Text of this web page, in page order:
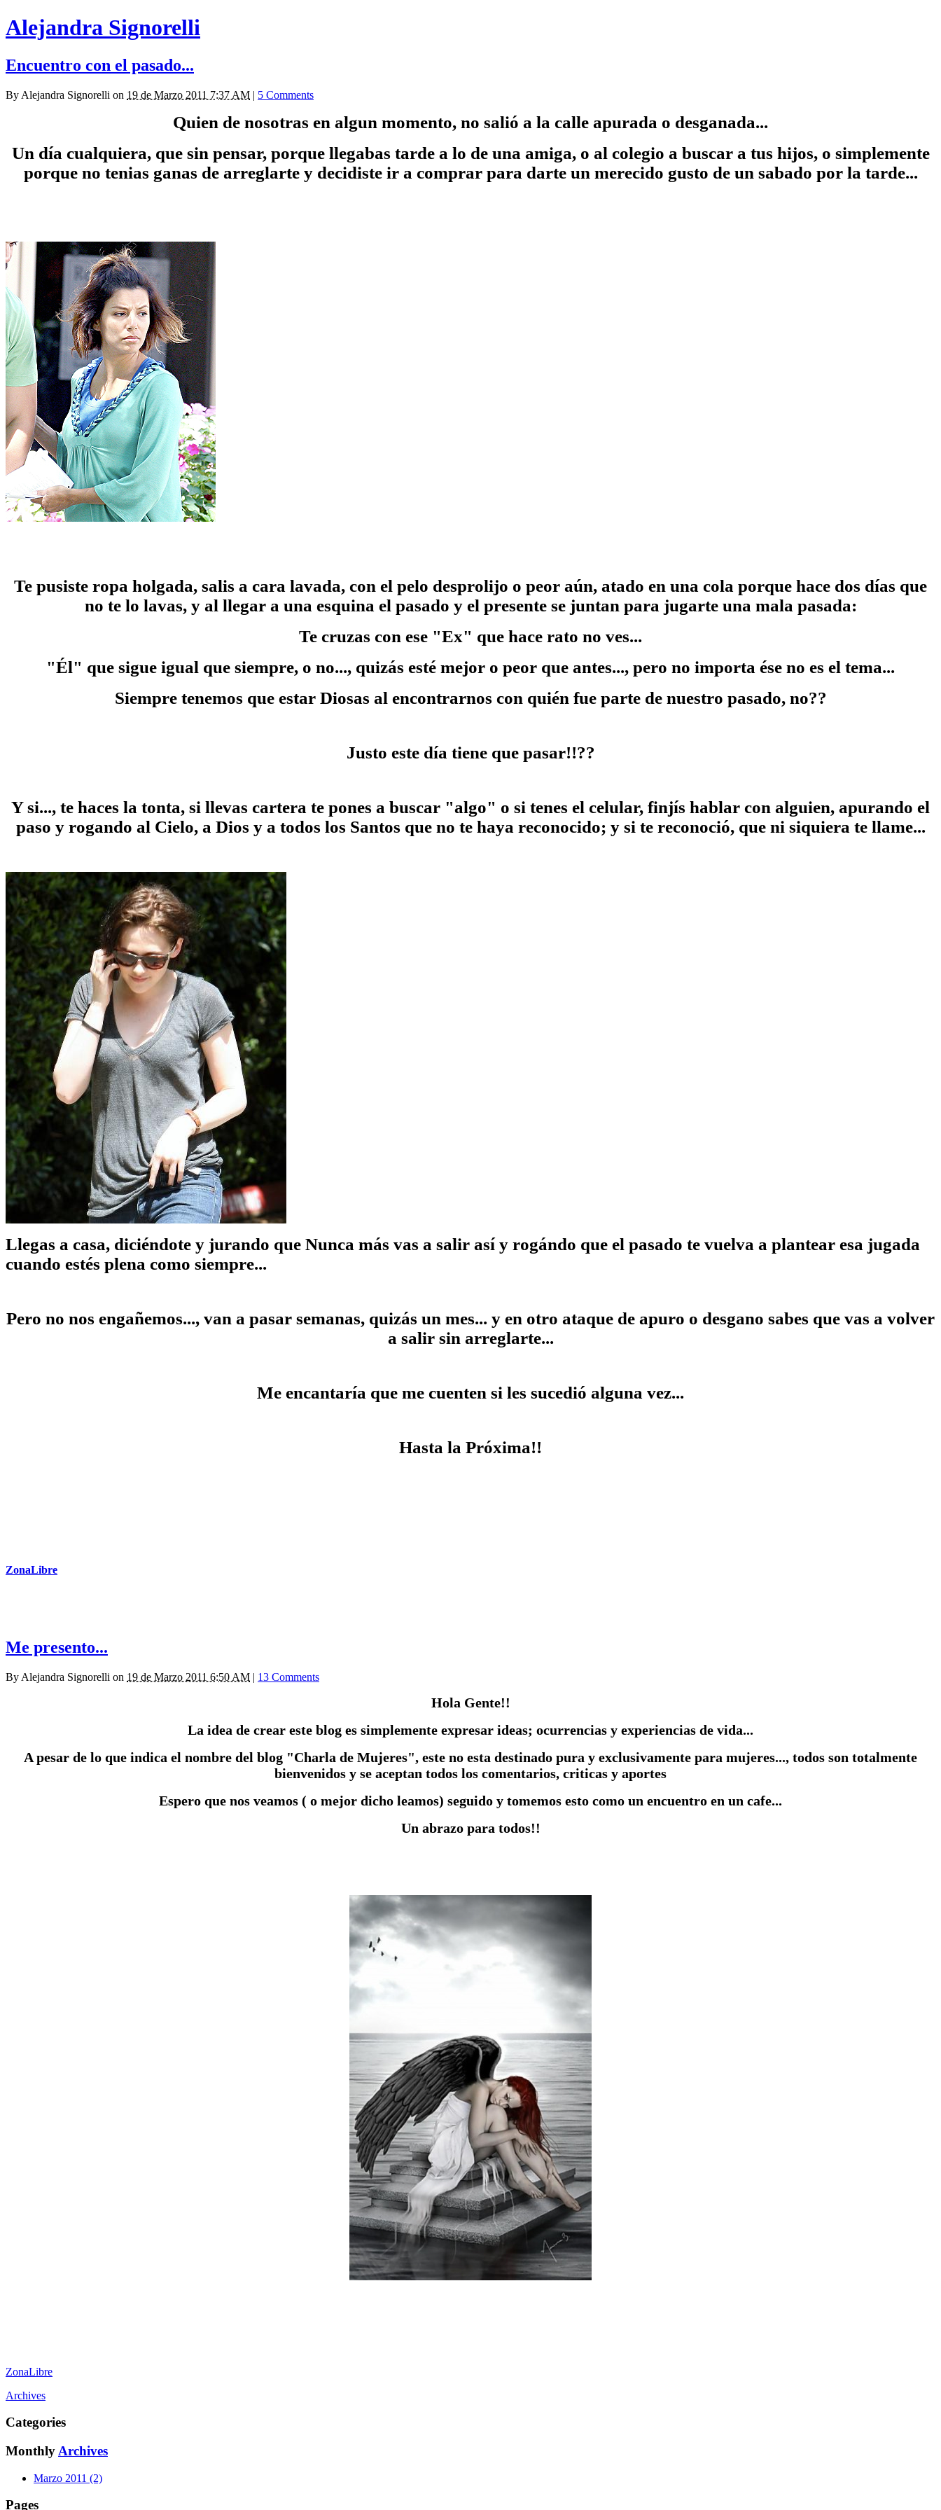
Alejandra Signorelli
Encuentro con el pasado...
By Alejandra Signorelli on 19 de Marzo 2011 7:37 AM | 5 Comments
Quien de nosotras en algun momento, no salió a la calle apurada o desganada...
Un día cualquiera, que sin pensar, porque llegabas tarde a lo de una amiga, o al colegio a buscar a tus hijos, o simplemente
porque no tenias ganas de arreglarte y decidiste ir a comprar para darte un merecido gusto de un sabado por la tarde...
Te pusiste ropa holgada, salis a cara lavada, con el pelo desprolijo o peor aún, atado en una cola porque hace dos días que
no te lo lavas, y al llegar a una esquina el pasado y el presente se juntan para jugarte una mala pasada:
Te cruzas con ese "Ex" que hace rato no ves...
"Él" que sigue igual que siempre, o no..., quizás esté mejor o peor que antes..., pero no importa ése no es el tema...
Siempre tenemos que estar Diosas al encontrarnos con quién fue parte de nuestro pasado, no??
Justo este día tiene que pasar!!??
Y si..., te haces la tonta, si llevas cartera te pones a buscar "algo" o si tenes el celular, finjís hablar con alguien, apurando el
paso y rogando al Cielo, a Dios y a todos los Santos que no te haya reconocido; y si te reconoció, que ni siquiera te llame...
Llegas a casa, diciéndote y jurando que Nunca más vas a salir así y rogándo que el pasado te vuelva a plantear esa jugada
cuando estés plena como siempre...
Pero no nos engañemos..., van a pasar semanas, quizás un mes... y en otro ataque de apuro o desgano sabes que vas a volver
a salir sin arreglarte...
Me encantaría que me cuenten si les sucedió alguna vez...
Hasta la Próxima!!
ZonaLibre
Me presento...
By Alejandra Signorelli on 19 de Marzo 2011 6:50 AM | 13 Comments
Hola Gente!!
La idea de crear este blog es simplemente expresar ideas; ocurrencias y experiencias de vida...
A pesar de lo que indica el nombre del blog "Charla de Mujeres", este no esta destinado pura y exclusivamente para mujeres..., todos son totalmente
bienvenidos y se aceptan todos los comentarios, criticas y aportes
Espero que nos veamos ( o mejor dicho leamos) seguido y tomemos esto como un encuentro en un cafe...
Un abrazo para todos!!
ZonaLibre
Archives
Categories
Monthly Archives
Marzo 2011 (2)
Pages